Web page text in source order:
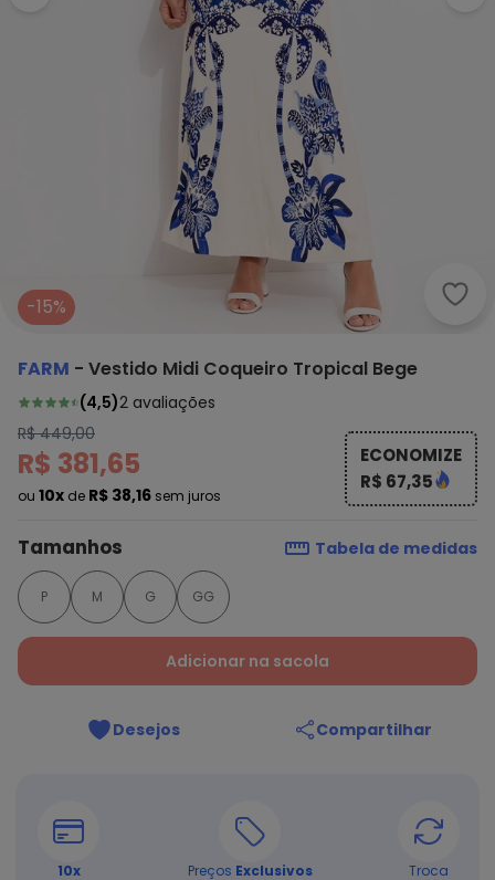
-15%
FARM - Vestido Midi Coqueiro Tropical Bege
(4,5)2 avaliações
R$ 449,00
R$ 381,65
ou 10x de R$ 38,16 sem juros
ECONOMIZE
R$ 67,35
Tamanhos Tabela de medidas
P M G GG
Adicionar na sacola
Desejos Compartilhar
10x
Preços Exclusivos
Troca